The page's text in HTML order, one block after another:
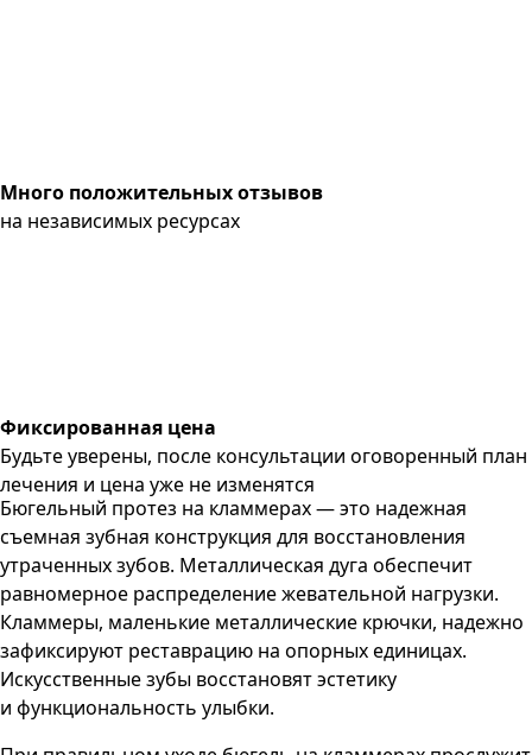
Много положительных отзывов
на независимых ресурсах
Фиксированная цена
Будьте уверены, после консультации оговоренный план
лечения и цена уже не изменятся
Бюгельный протез на кламмерах — это надежная
съемная зубная конструкция для восстановления
утраченных зубов. Металлическая дуга обеспечит
равномерное распределение жевательной нагрузки.
Кламмеры, маленькие металлические крючки, надежно
зафиксируют реставрацию на опорных единицах.
Искусственные зубы восстановят эстетику
и функциональность улыбки.